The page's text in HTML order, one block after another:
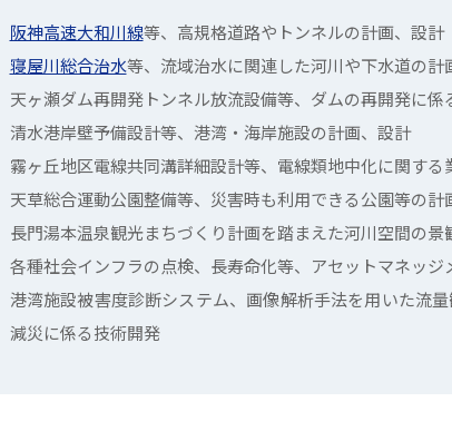
阪神高速大和川線等、高規格道路やトンネルの計画、設計
寝屋川総合治水等、流域治水に関連した河川や下水道の計
天ヶ瀬ダム再開発トンネル放流設備等、ダムの再開発に係
清水港岸壁予備設計等、港湾・海岸施設の計画、設計
霧ヶ丘地区電線共同溝詳細設計等、電線類地中化に関する
天草総合運動公園整備等、災害時も利用できる公園等の計
長門湯本温泉観光まちづくり計画を踏まえた河川空間の景
各種社会インフラの点検、長寿命化等、アセットマネッジ
港湾施設被害度診断システム、画像解析手法を用いた流
減災に係る技術開発